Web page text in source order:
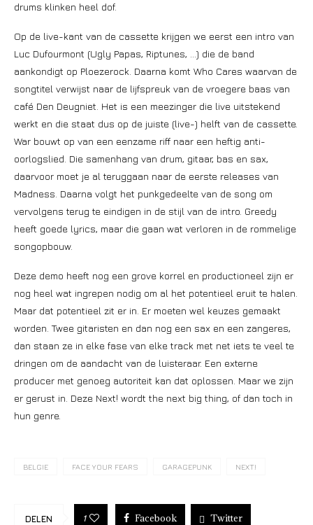
drums klinken heel dof.
Op de live-kant van de cassette krijgen we eerst een intro van
Luc Dufourmont (Ugly Papas, Riptunes, …) die de band
aankondigt op Ploezerock. Daarna komt Who Cares waarvan de
songtitel verwijst naar de lijfspreuk van de vroegere baas van
café Den Deugniet. Het is een meezinger die live uitstekend
werkt en die staat dus op de juiste (live-) helft van de cassette.
War bouwt op van een eenzame riff naar een heftig anti-
oorlogslied. Die samenhang van drum, gitaar, bas en sax,
daarvoor moet je al teruggaan naar de eerste releases van
Madness. Daarna volgt het punkgedeelte van de song om
vervolgens terug te eindigen in de stijl van de intro. Greedy
heeft goede lyrics, maar die gaan wat verloren in de rommelige
songopbouw.
Deze demo heeft nog een grove korrel en productioneel zijn er
nog heel wat ingrepen nodig om al het potentieel eruit te halen.
Maar dat potentieel zit er in. Er moeten wel keuzes gemaakt
worden. Twee gitaristen en dan nog een sax en een zangeres,
dan staan ze in elke fase van elke track met net iets te veel te
dringen om de aandacht van de luisteraar. Een externe
producer met genoeg autoriteit kan dat oplossen. Maar we zijn
er gerust in. Deze Next! wordt the next big thing, of dan toch in
hun genre.
BELGIE FACE YOUR FEARS GARAGEPUNK NEXT!
DELEN 1 Facebook Twitter